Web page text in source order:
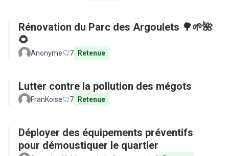
Rénovation du Parc des Argoulets 🌳🌱🌺
🌻
Anonyme 7 Retenue
Lutter contre la pollution des mégots
FranKoise 7 Retenue
Déployer des équipements préventifs
pour démoustiquer le quartier